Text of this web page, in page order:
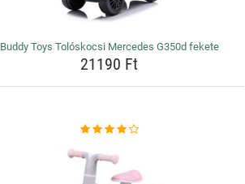
Buddy Toys Tolóskocsi Mercedes G350d fekete
21190 Ft